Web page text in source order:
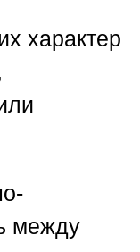
характер
между